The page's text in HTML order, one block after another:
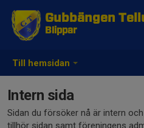
Till hemsidan
Gubbängen
Blippar
Intern sida
Sidan du försöker nå är intern
tillhör sidan samt föreningens